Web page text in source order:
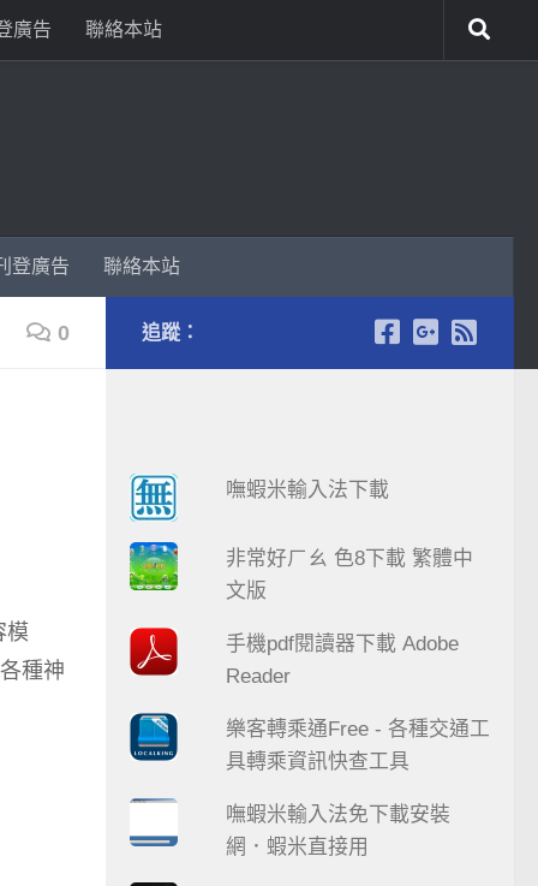
廣告 聯絡本站
登廣告 聯絡本站
0
模
種神
追蹤：
嘸蝦米輸入法下載
非常好ㄏㄠ 色8下載 繁體中
文版
手機pdf閱讀器下載 Adobe
Reader
樂客轉乘通Free - 各種交通工
具轉乘資訊快查工具
嘸蝦米輸入法免下載安裝
網．蝦米直接用